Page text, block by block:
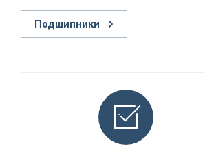
Подшипники